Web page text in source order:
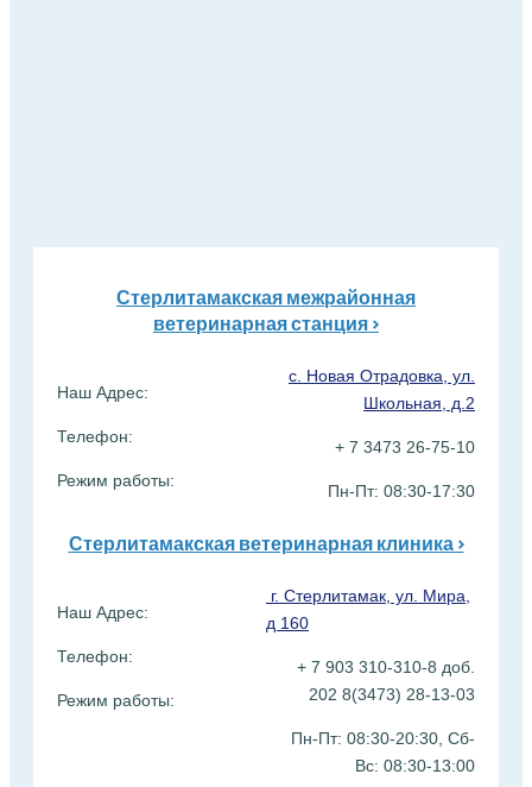
Стерлитамакская межрайонная
ветеринарная станция >
Наш Адрес:
Телефон:
Режим работы:
с. Новая Отрадовка, ул.
Школьная, д.2
+ 7 3473 26-75-10
Пн-Пт: 08:30-17:30
Стерлитамакская ветеринарная клиника >
Наш Адрес:
Телефон:
Режим работы:
г. Стерлитамак, ул. Мира,
д 160
+ 7 903 310-310-8 доб.
202 8(3473) 28-13-03
Пн-Пт: 08:30-20:30, Сб-
Вс: 08:30-13:00